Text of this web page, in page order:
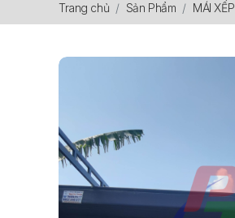
Trang chủ Sản Phẩm MÁI XẾP